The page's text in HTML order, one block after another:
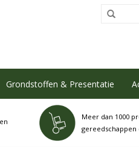
Grondstoffen & Presentatie
Meer dan 1000